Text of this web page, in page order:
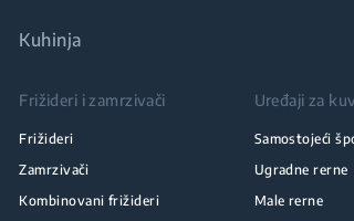
Kuhinja
Frižideri i zamrzivači
Frižideri
Zamrzivači
Kombinovani frižideri
Uređaji za
Samostojeći
Ugradne rerne
Male rerne